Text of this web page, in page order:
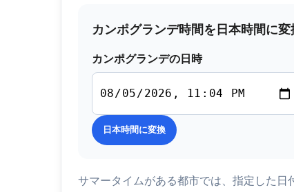
カンポグランデ時間を日本時間に変
カンポグランデの日時
日本時間に変換
サマータイムがある都市では、指定した日